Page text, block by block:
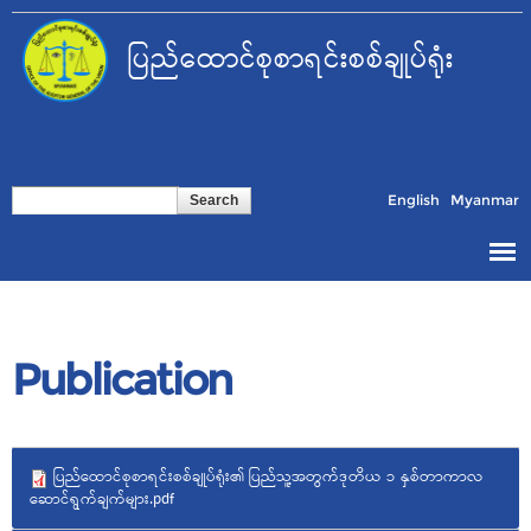
Skip to
content
ပြည်ထောင်စုစာရင်းစစ်ချုပ်ရုံး
Search form English Myanmar
Publication
ပြည်ထောင်စုစာရင်းစစ်ချုပ်ရုံး၏ ပြည်သူ့အတွက်ဒုတိယ ၁ နှစ်တာကာလ
ဆောင်ရွက်ချက်များ.pdf